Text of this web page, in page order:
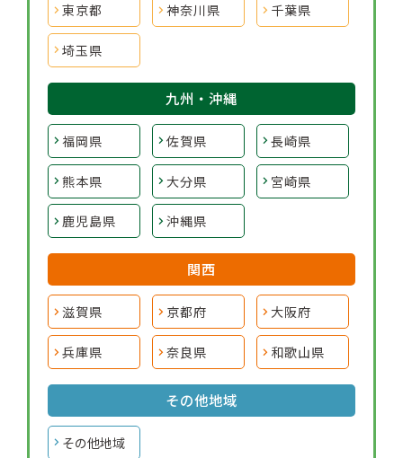
東京都 神奈川県 千葉県
埼玉県
九州・沖縄
福岡県 佐賀県 長崎県
熊本県 大分県 宮崎県
鹿児島県 沖縄県
関西
滋賀県 京都府 大阪府
兵庫県 奈良県 和歌山県
その他地域
その他地域